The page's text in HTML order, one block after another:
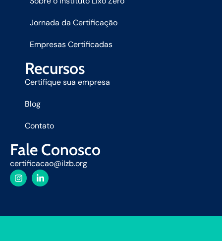
Jornada da Certificação
Empresas Certificadas
Recursos
Certifique sua empresa
Blog
Contato
Fale Conosco
certificacao@ilzb.org